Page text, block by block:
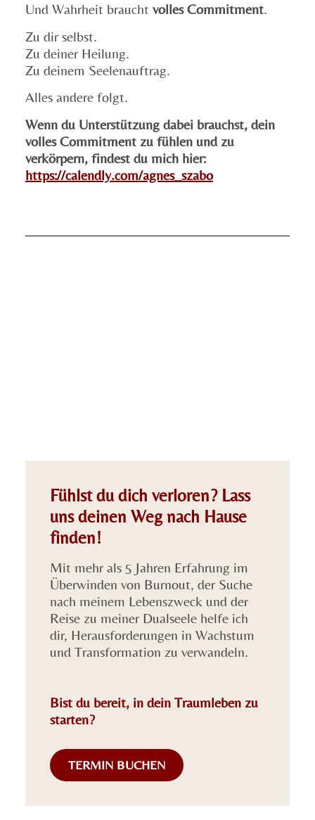
Und Wahrheit braucht volles Commitment.
Zu dir selbst.
Zu deiner Heilung.
Zu deinem Seelenauftrag.
Alles andere folgt.
Wenn du Unterstützung dabei brauchst, dein
volles Commitment zu fühlen und zu
verkörpern, findest du mich hier:
https://calendly.com/agnes_szabo
Fühlst du dich verloren? Lass
uns deinen Weg nach Hause
finden!
Mit mehr als 5 Jahren Erfahrung im
Überwinden von Burnout, der Suche
nach meinem Lebenszweck und der
Reise zu meiner Dualseele helfe ich
dir, Herausforderungen in Wachstum
und Transformation zu verwandeln.
Bist du bereit, in dein Traumleben zu
starten?
TERMIN BUCHEN